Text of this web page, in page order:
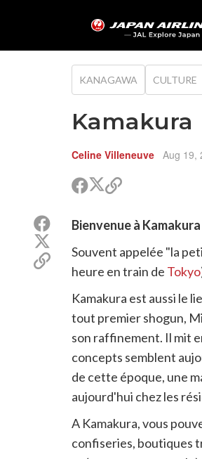
KANAGAWA CULTURE
Kamakura
Celine Villeneuve Aug 19,
PartagerPartager
sur
Copier
pour
Partager
Facebook
sur
Twitter
Copier
partager
Bienvenue à Kamakura
Souvent appelée "la
heure en train de Tokyo
Kamakura est aussi le
tout premier shogun,
son raffinement. Il mit
concepts semblent
de cette époque, une
aujourd'hui chez les
A Kamakura, vous
confiseries, boutiques